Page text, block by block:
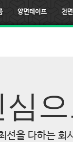
양면테이프 천
선을 다하는 회